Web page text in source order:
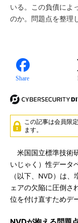
いる。この負債によ
のか。問題点を整理
Share
この記事は会員限定
ます。
米国国立標準技術
いじゃく）性データ
（以下、NVD）は
ェアの欠陥に圧倒さ
位を付け直すためデ